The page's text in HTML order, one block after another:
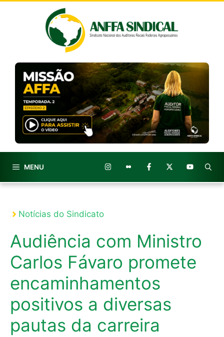
MENU
Notícias do Sindicato
Audiência com Ministro
Carlos Fávaro promete
encaminhamentos
positivos a diversas
pautas da carreira